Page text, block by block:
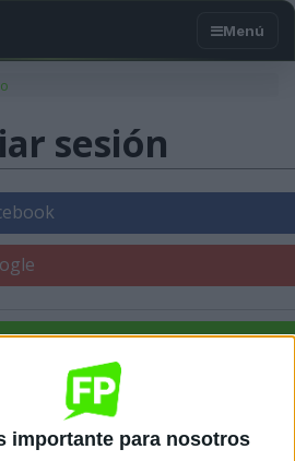
importante para nosotros
sesión
correo